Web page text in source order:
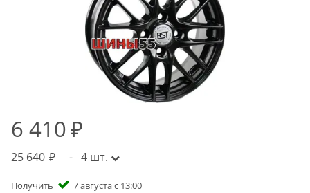
6 410
25 640 - 4 шт.
Получить 7 августа с 13:00